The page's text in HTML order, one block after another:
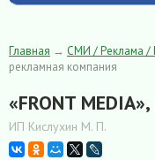
Главная → СМИ / Реклама /
рекламная компания
«FRONT
ИП Кислухин М. П.